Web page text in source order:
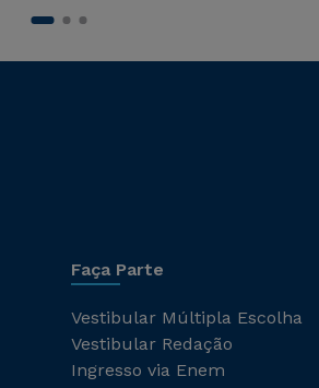
Faça Parte
Vestibular Múltipla Escolha
Vestibular Redação
Ingresso via Enem